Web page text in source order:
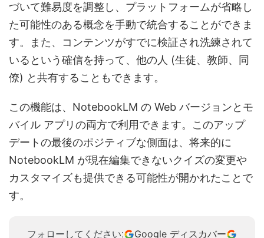
づいて難易度を調整し、プラットフォームが省略し
た可能性のある概念を手動で統合することができま
す。また、コンテンツがすでに検証され洗練されて
いるという確信を持って、他の人 (生徒、教師、同
僚) と共有することもできます。
この機能は、NotebookLM の Web バージョンとモ
バイル アプリの両方で利用できます。このアップ
デートの最後のポジティブな側面は、将来的に
NotebookLM が現在編集できないクイズの変更や
カスタマイズも提供できる可能性が開かれたことで
す。
フォローしてください:
Google ディスカバー